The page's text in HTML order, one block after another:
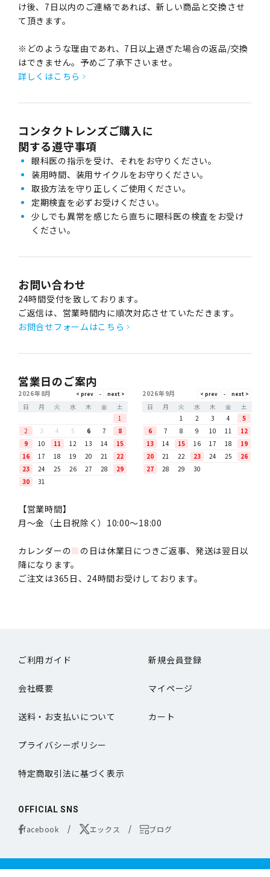
け後、7日以内のご連絡であれば、新しい商品と交換させ
て頂きます。
※どのような理由であれ、7日以上過ぎた場合の返品/交換
はできません。予めご了承下さいませ。
詳しくはこちら
コンタクトレンズご購入に
関する遵守事項
眼科医の指示を受け、それをお守りください。
装用時間、装用サイクルをお守りください。
取扱方法を守り正しくご使用ください。
定期検査を必ずお受けください。
少しでも異常を感じたら直ちに眼科医の検査をお受け
ください。
お問い合わせ
24時間受付を致しております。
ご返信は、営業時間内に順次対応させていただきます。
お問合せフォームはこちら
営業日のご案内
2026年8月
日
月 火 水 木 金
土
1
2
3 4 5 6 7
8
9
10 11 12 13 14
15
16
17 18 19 20 21
22
23
24 25 26 27 28
29
30
31
2026年9月
日
月 火 水 木 金
土
1
2 3 4
5
6
7 8 9 10 11
12
13
14 15 16 17 18
19
20
21 22 23 24 25
26
27
28 29 30
【営業時間】
月〜金（土日祝除く）10:00～18:00
カレンダーの■ の日は休業日につきご返事、発送は翌日以
降になります。
ご注文は365日、24時間お受けしております。
ご利用ガイド 新規会員登録
会社概要 マイページ
送料・お支払いについて カート
プライバシーポリシー
特定商取引法に基づく表示
OFFICIAL SNS
facebook エックス ブログ